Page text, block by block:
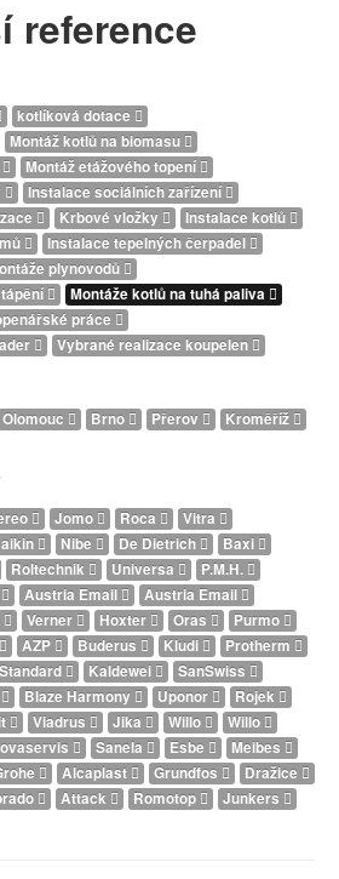
reference
kotlíková dotace
Montáž kotlů na biomasu
Montáž etážového topení
Instalace sociálních zařízení
Krbové vložky
Instalace kotlů
Instalace tepelných čerpadel
plynovodů
Montáže kotlů na tuhá paliva
práce
Vybrané realizace koupelen
Olomouc Brno Přerov
Kroměříž
Jomo Roca
Vitra
Nibe De Dietrich
Baxi
Roltechnik Universa
P.M.H.
Austria Email
Austria Email
Verner Hoxter Oras
Purmo
AZP Buderus Kludi
Protherm
Kaldewei
SanSwiss
Blaze Harmony Uponor
Rojek
Viadrus Jika Willo
Willo
Sanela Esbe
Meibes
Alcaplast Grundfos
Dražice
Attack Romotop
Junkers